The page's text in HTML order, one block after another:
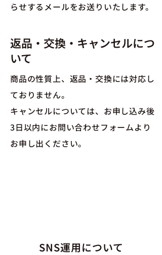
らせするメールをお送りいたします。
返品・交換・キャンセルにつ
いて
商品の性質上、返品・交換には対応し
ておりません。
キャンセルについては、お申し込み後
3日以内にお問い合わせフォームより
お申し出ください。
SNS運用について